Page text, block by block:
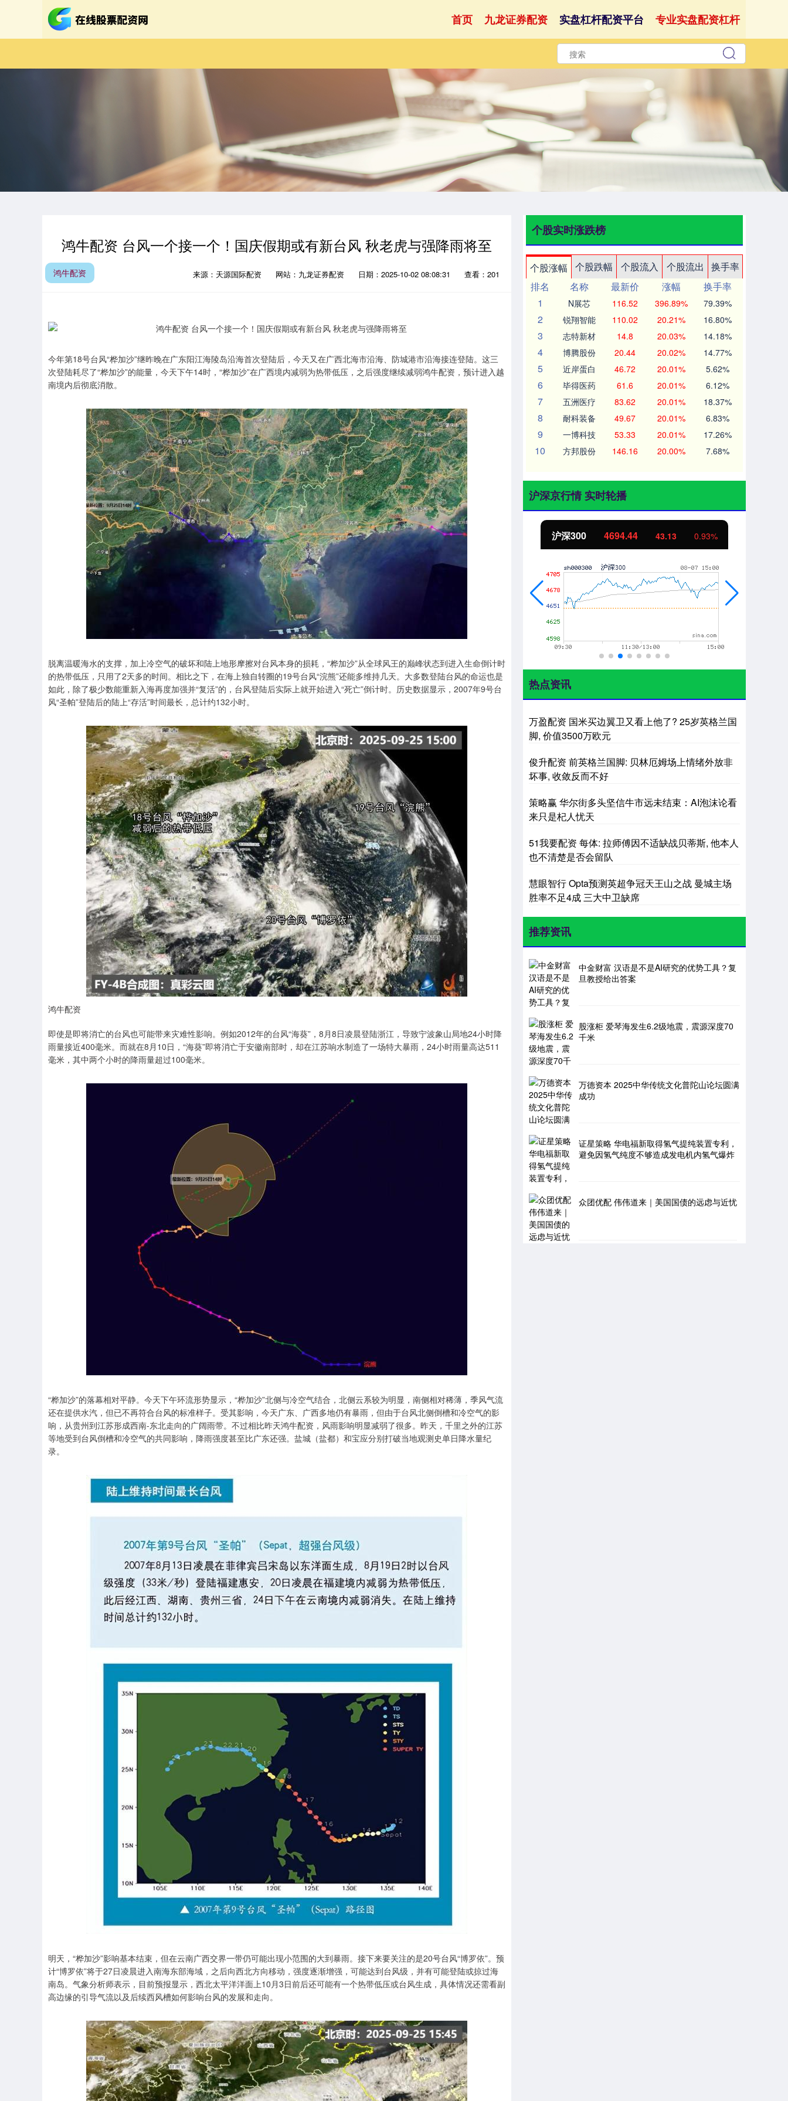
首页 九龙证券配资 实盘杠杆配资平台 专业实盘配资杠杆
鸿牛配资 台风一个接一个！国庆假期或有新台风 秋老虎与强降雨将至
鸿牛配资 来源：天源国际配资 网站：九龙证券配资 日期：2025-10-02 08:08:31 查看：201
今年第18号台风“桦加沙”继昨晚在广东阳江海陵岛沿海首次登陆后，今天又在广西北海市沿海、防城港市沿海接连登陆。这三
次登陆耗尽了“桦加沙”的能量，今天下午14时，“桦加沙”在广西境内减弱为热带低压，之后强度继续减弱鸿牛配资，预计进入越
南境内后彻底消散。
脱离温暖海水的支撑，加上冷空气的破坏和陆上地形摩擦对台风本身的损耗，“桦加沙”从全球风王的巅峰状态到进入生命倒计时
的热带低压，只用了2天多的时间。相比之下，在海上独自转圈的19号台风“浣熊”还能多维持几天。大多数登陆台风的命运也是
如此，除了极少数能重新入海再度加强并“复活”的，台风登陆后实际上就开始进入“死亡”倒计时。历史数据显示，2007年9号台
风“圣帕”登陆后的陆上“存活”时间最长，总计约132小时。
鸿牛配资
即使是即将消亡的台风也可能带来灾难性影响。例如2012年的台风“海葵”，8月8日凌晨登陆浙江，导致宁波象山局地24小时降
雨量接近400毫米。而就在8月10日，“海葵”即将消亡于安徽南部时，却在江苏响水制造了一场特大暴雨，24小时雨量高达511
毫米，其中两个小时的降雨量超过100毫米。
“桦加沙”的落幕相对平静。今天下午环流形势显示，“桦加沙”北侧与冷空气结合，北侧云系较为明显，南侧相对稀薄，季风气流
还在提供水汽，但已不再符合台风的标准样子。受其影响，今天广东、广西多地仍有暴雨，但由于台风北侧倒槽和冷空气的影
响，从贵州到江苏形成西南-东北走向的广阔雨带。不过相比昨天鸿牛配资，风雨影响明显减弱了很多。昨天，千里之外的江苏
等地受到台风倒槽和冷空气的共同影响，降雨强度甚至比广东还强。盐城（盐都）和宝应分别打破当地观测史单日降水量纪
录。
明天，“桦加沙”影响基本结束，但在云南广西交界一带仍可能出现小范围的大到暴雨。接下来要关注的是20号台风“博罗依”。预
计“博罗依”将于27日凌晨进入南海东部海域，之后向西北方向移动，强度逐渐增强，可能达到台风级，并有可能登陆或掠过海
南岛。气象分析师表示，目前预报显示，西北太平洋洋面上10月3日前后还可能有一个热带低压或台风生成，具体情况还需看副
高边缘的引导气流以及后续西风槽如何影响台风的发展和走向。
个股实时涨跌榜
个股涨幅 个股跌幅 个股流入 个股流出
换手率
排名
名称 最新价 涨幅
换手率
1
N展芯 116.52 396.89% 79.39%
2 锐翔智能 110.02 20.21% 16.80%
3 志特新材 14.8 20.03% 14.18%
4 博腾股份 20.44 20.02% 14.77%
5 近岸蛋白 46.72 20.01% 5.62%
6 毕得医药 61.6 20.01% 6.12%
7 五洲医疗 83.62 20.01% 18.37%
8 耐科装备 49.67 20.01% 6.83%
9 一博科技 53.33 20.01% 17.26%
10 方邦股份 146.16 20.00% 7.68%
沪深京行情 实时轮播
深证成指 14311.01 200.89 1.42% 沪深300 4694.44 43.13 北证50 1134.24 11.37 1.01%
热点资讯
万盈配资 国米买边翼卫又看上他了? 25岁英格兰国
脚, 价值3500万欧元
俊升配资 前英格兰国脚: 贝林厄姆场上情绪外放非
坏事, 收敛反而不好
策略赢 华尔街多头坚信牛市远未结束：AI泡沫论看
来只是杞人忧天
51我要配资 每体: 拉师傅因不适缺战贝蒂斯, 他本人
也不清楚是否会留队
慧眼智行 Opta预测英超争冠天王山之战 曼城主场
胜率不足4成 三大中卫缺席
推荐资讯
中金财富 汉语是不是AI研究的优势工具？复
旦教授给出答案
股涨柜 爱琴海发生6.2级地震，震源深度70
千米
万德资本 2025中华传统文化普陀山论坛圆满
成功
证星策略 华电福新取得氢气提纯装置专利，
避免因氢气纯度不够造成发电机内氢气爆炸
众团优配 伟伟道来｜美国国债的远虑与近忧